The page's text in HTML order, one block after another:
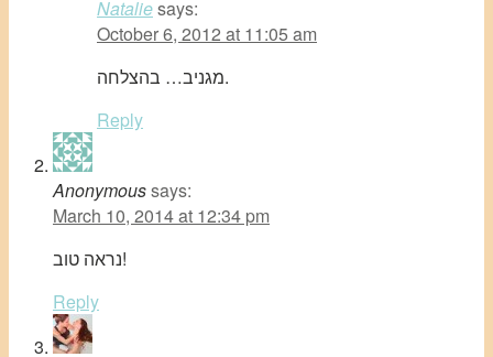
Nataliesays:
October 6, 2012 at 11:05 am
מגניב… בהצלחה.
Reply
Anonymoussays:
March 10, 2014 at 12:34 pm
נראה טוב!
Reply